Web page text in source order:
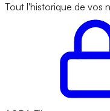
Tout l'historique de vos